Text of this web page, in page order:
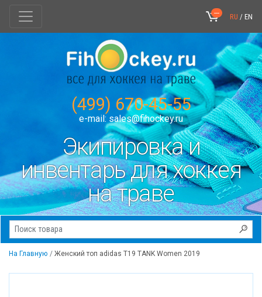
--- RU / EN
(499) 670-45-55
e-mail: sales@fihockey.ru
Экипировка и
инвентарь для хоккея
на траве
На Главную Женский топ adidas T19 TANK Women 2019